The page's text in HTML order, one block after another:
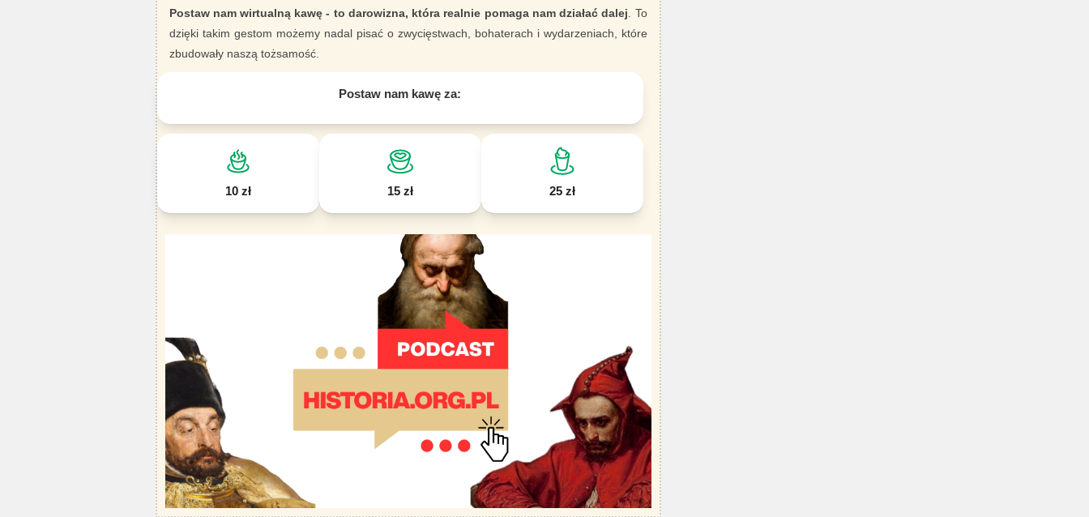
Postaw nam wirtualną kawę - to darowizna, która realnie pomaga nam działać dalej . To
dzięki takim gestom możemy nadal pisać o zwycięstwach, bohaterach i wydarzeniach, które
zbudowały naszą tożsamość.
Postaw nam kawę za:
10 zł 15 zł 25 zł